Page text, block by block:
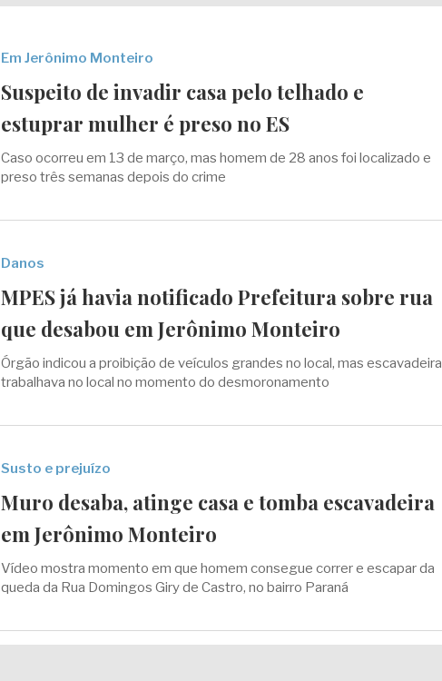
Em Jerônimo Monteiro
Suspeito de invadir casa pelo telhado e
estuprar mulher é preso no ES
Caso ocorreu em 13 de março, mas homem de 28 anos foi localizado e
preso três semanas depois do crime
Danos
MPES já havia notificado Prefeitura sobre rua
que desabou em Jerônimo Monteiro
Órgão indicou a proibição de veículos grandes no local, mas escavadeira
trabalhava no local no momento do desmoronamento
Susto e prejuízo
Muro desaba, atinge casa e tomba escavadeira
em Jerônimo Monteiro
Vídeo mostra momento em que homem consegue correr e escapar da
queda da Rua Domingos Giry de Castro, no bairro Paraná